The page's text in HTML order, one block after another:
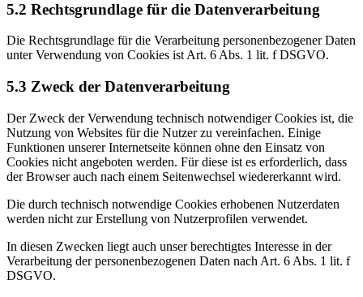
5.2 Rechtsgrundlage für die Datenverarbeitung
Die Rechtsgrundlage für die Verarbeitung personenbezogener Daten
unter Verwendung von Cookies ist Art. 6 Abs. 1 lit. f DSGVO.
5.3 Zweck der Datenverarbeitung
Der Zweck der Verwendung technisch notwendiger Cookies ist, die
Nutzung von Websites für die Nutzer zu vereinfachen. Einige
Funktionen unserer Internetseite können ohne den Einsatz von
Cookies nicht angeboten werden. Für diese ist es erforderlich, dass
der Browser auch nach einem Seitenwechsel wiedererkannt wird.
Die durch technisch notwendige Cookies erhobenen Nutzerdaten
werden nicht zur Erstellung von Nutzerprofilen verwendet.
In diesen Zwecken liegt auch unser berechtigtes Interesse in der
Verarbeitung der personenbezogenen Daten nach Art. 6 Abs. 1 lit. f
DSGVO.